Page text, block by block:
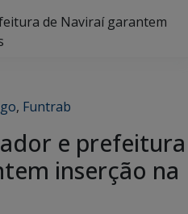
de Naviraí garantem
, Funtrab
e prefeitura
inserção na